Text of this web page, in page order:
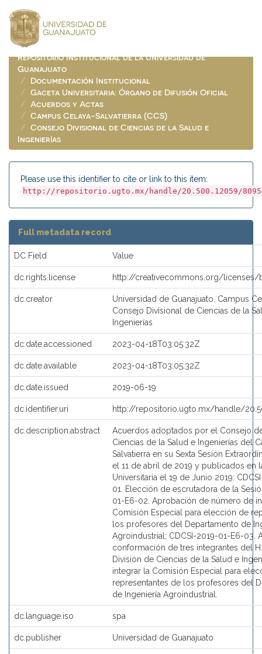
navigation
Repositorio Institucional de la Universidad de
Guanajuato
Documentación Institucional
Gaceta Universitaria: Órgano de Difusión Oficial
Acuerdos y Actas
Campus Celaya-Salvatierra (CCS)
Consejo Divisional de Ciencias de la Salud e
Ingenierías
Please use this identifier to cite or link to this item:
http://repositorio.ugto.mx/handle/20.500.12059/8095
Full metadata record
DC Field Value
dc.rights.license http://creativecommons.org/
dc.creator
Universidad de Guanajuato. Campus
Consejo Divisional de Ciencias de la
Ingenierías
dc.date.accessioned 2023-04-18T03:05:32Z
dc.date.available 2023-04-18T03:05:32Z
dc.date.issued 2019-06-19
dc.identifier.uri http://repositorio.ugto.mx/handle/
dc.description.abstract
Acuerdos adoptados por el Consejo
Ciencias de la Salud e Ingenierías del
Salvatierra en su Sexta Sesión
el 11 de abril de 2019 y publicados en
Universitaria el 19 de Junio 2019:
01. Elección de escrutadora de la
01-E6-02. Aprobación de número de
Comisión Especial para elección de
los profesores del Departamento de
Agroindustrial; CDCSI-2019-01-E6-03.
conformación de tres integrantes del
División de Ciencias de la Salud e
integrar la Comisión Especial para
representantes de los profesores del
de Ingeniería Agroindustrial.
dc.language.iso spa
dc.publisher Universidad de Guanajuato